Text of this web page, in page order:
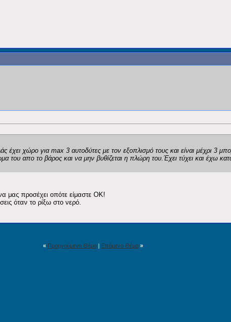
χώρο για max 3 αυτοδύτες με τον εξοπλισμό τους και είναι μέχρι 3
απο το βάρος και να μην βυθίζεται η πλώρη του.Έχει τύχει και έχω
μας προσέχει οπότε είμαστε ΟΚ!
όταν το ρίξω στο νερό.
« Προηγούμενο Θέμα | Επόμενο Θέμα »